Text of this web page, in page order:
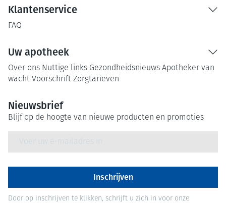
Klantenservice
FAQ
Uw apotheek
Over ons Nuttige links Gezondheidsnieuws Apotheker van
wacht Voorschrift Zorgtarieven
Nieuwsbrief
Blijf op de hoogte van nieuwe producten en promoties
Inschrijven
Door op inschrijven te klikken, schrijft u zich in voor onze